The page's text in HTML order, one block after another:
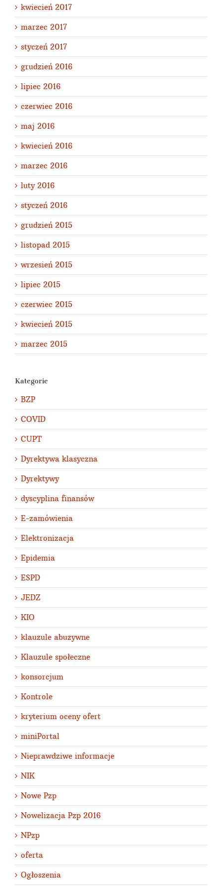
kwiecień 2017
marzec 2017
styczeń 2017
grudzień 2016
lipiec 2016
czerwiec 2016
maj 2016
kwiecień 2016
marzec 2016
luty 2016
styczeń 2016
grudzień 2015
listopad 2015
wrzesień 2015
lipiec 2015
czerwiec 2015
kwiecień 2015
marzec 2015
Kategorie
BZP
COVID
CUPT
Dyrektywa klasyczna
Dyrektywy
dyscyplina finansów
E-zamówienia
Elektronizacja
Epidemia
ESPD
JEDZ
KIO
klauzule abuzywne
Klauzule społeczne
konsorcjum
Kontrole
kryterium oceny ofert
miniPortal
Nieprawdziwe informacje
NIK
Nowe Pzp
Nowelizacja Pzp 2016
NPzp
oferta
Ogłoszenia